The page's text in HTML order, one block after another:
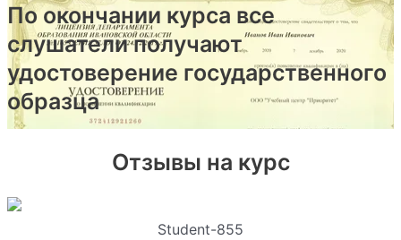
По окончании курса все
слушатели получают
удостоверение государственного
образца
Отзывы на курс
Student-855